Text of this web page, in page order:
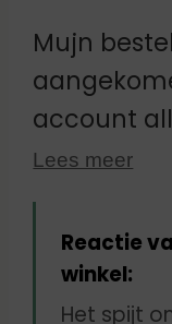
Mujn
account
kloppen.Ik
besteld.
contact
omdat
Lees meer
Reactie
winkel:
Het spijt